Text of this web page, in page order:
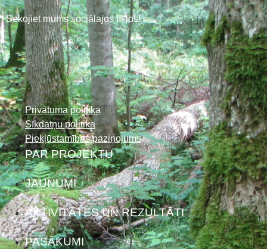
Sekojiet mums sociālajos tīklos!
Privātuma politika
Sīkdatņu politika
Piekļūstamības paziņojums
PAR PROJEKTU
JAUNUMI
AKTIVITĀTES UN REZULTĀTI
PASĀKUMI